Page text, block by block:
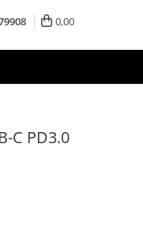
0,00
C PD3.0